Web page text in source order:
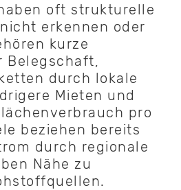
oft strukturelle
erkennen oder
kurze
Belegschaft,
durch lokale
Mieten und
pro
beziehen bereits
durch regionale
Nähe zu